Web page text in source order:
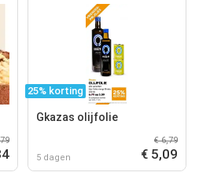
25% korting
Gkazas olijfolie
5 dagen
€ 6,79
€ 5,09